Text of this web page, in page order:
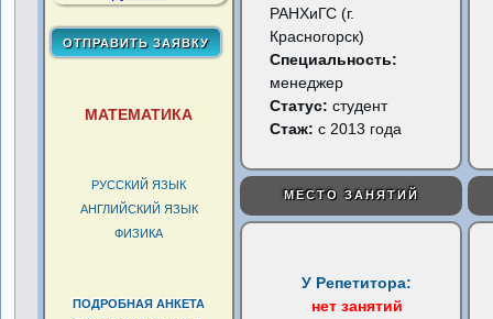
МАТЕМАТИКА
РУССКИЙ ЯЗЫК
АНГЛИЙСКИЙ ЯЗЫК
ФИЗИКА
ПОДРОБНАЯ АНКЕТА
РАНХиГС (г.
Красногорск)
Специальность:
менеджер
Статус:студент
Стаж: с 2013 года
МЕСТО ЗАНЯТИЙ
У Репетитора:
нет занятий